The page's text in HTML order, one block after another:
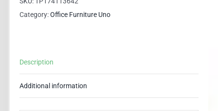
Tulis
Kerja
Category:Office Furniture Uno
Description
Additional information